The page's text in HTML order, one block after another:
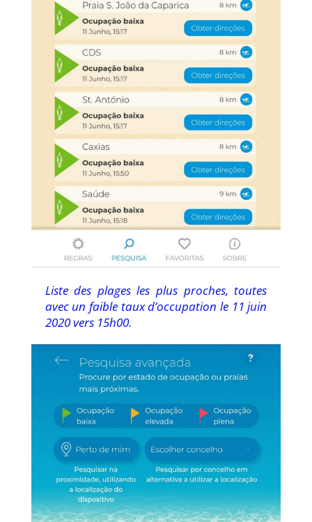
Liste des plages les plus proches, toutes
avec un faible taux d’occupation le 11 juin
2020 vers 15h00.